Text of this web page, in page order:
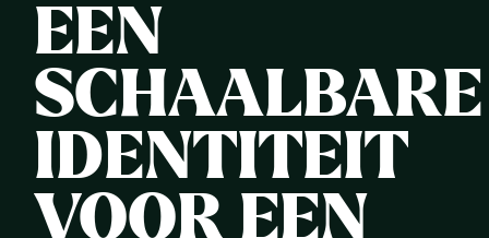
EEN
SCHAALBARE
IDENTITEIT
VOOR EEN